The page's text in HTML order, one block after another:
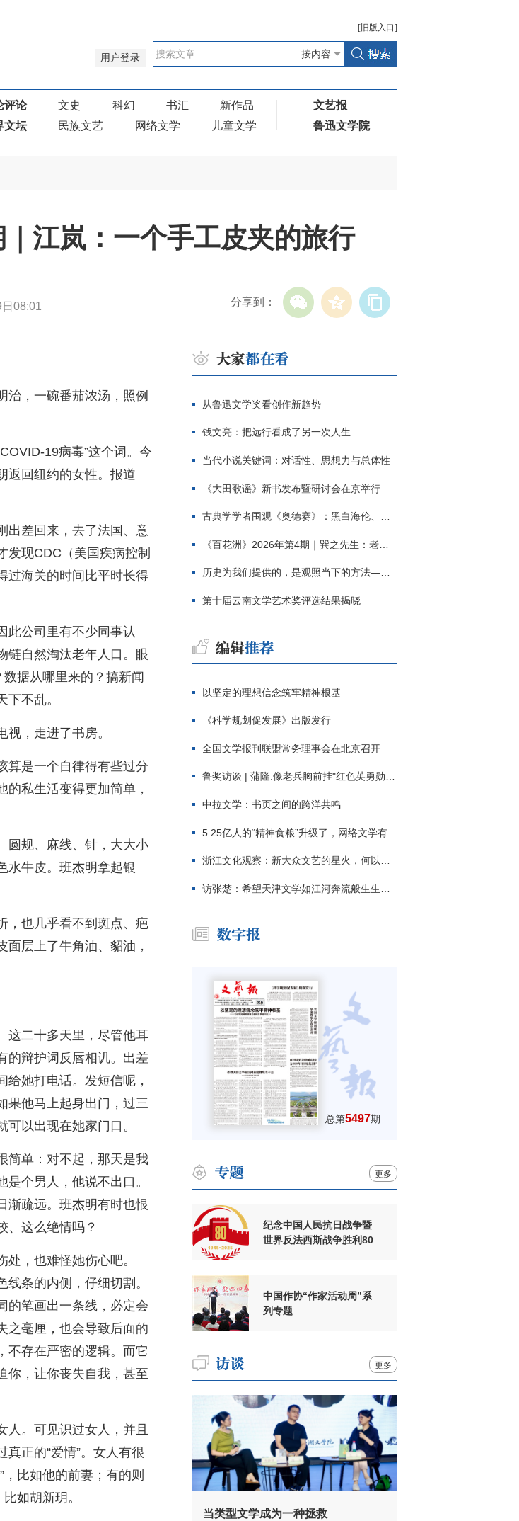
[ 旧版 入口]
用户登录
评论 文史 科幻 书汇
新作品
文坛
民族文艺 网络文学 儿童文学
文艺报
鲁迅文学院
｜江岚：一个手工皮夹的旅行
分享到：
08:01
治，一碗番茄浓汤，照例
19病毒”这个词。今
返回纽约的女性。报道
出差回来，去了法国、意
发现CDC（美国疾病控制
过海关的时间比平时长得
此公司里有不少同事认
链自然淘汰老年人口。眼
据从哪里来的？搞新闻
不乱。
，走进了书房。
算是一个自律得有些过分
私生活变得更加简单，
圆规、麻线、针，大大小
水牛皮。班杰明拿起银
，也几乎看不到斑点、疤
层上了牛角油、貂油，
这二十多天里，尽管他耳
的辩护词反唇相讥。出差
她打电话。发短信呢，
果他马上起身出门，过三
以出现在她家门口。
简单：对不起，那天是我
个男人，他说不出口。
渐疏远。班杰明有时也恨
、这么绝情吗？
，也难怪她伤心吧。
条的内侧，仔细切割。
的笔画出一条线，必定会
之毫厘，也会导致后面的
不存在严密的逻辑。而它
你，让你丧失自我，甚至
人。可见识过女人，并且
正的“爱情”。女人有很
比如他的前妻；有的则
如胡新玥。
从鲁迅文学奖看创作新趋势
钱文亮：把远行看成了另一次人生
当代小说关键词：对话性、思想力与总体性
《大田歌谣》新书发布暨研讨会在京举行
古典学学者围观《奥德赛》：黑白海伦、佩涅罗佩的别针与神秘入侵者
《百花洲》2026年第4期｜巽之先生：老兵朱向前侧记三题
历史为我们提供的，是观照当下的方法——历史题材非虚构写作多人谈
第十届云南文学艺术奖评选结果揭晓
以坚定的理想信念筑牢精神根基
《科学规划促发展》出版发行
全国文学报刊联盟常务理事会在北京召开
鲁奖访谈 | 蒲隆:像老兵胸前挂"红色英勇勋章"
中拉文学：书页之间的跨洋共鸣
5.25亿人的“精神食粮”升级了，网络文学有了哪些新变化？
浙江文化观察：新大众文艺的星火，何以燎原？
访张楚：希望天津文学如江河奔流般生生不息
总第5497期
更多
纪念中国人民抗日战争暨
世界反法西斯战争胜利80
中国作协“作家活动周”系
列专题
更多
当类型文学成为一种拯救